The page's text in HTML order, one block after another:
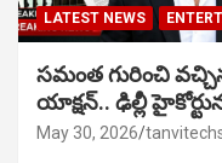
LATEST NEWS
సమంత గురించి
యాక్షన్.. ఢిల్లీ
May 30, 2026